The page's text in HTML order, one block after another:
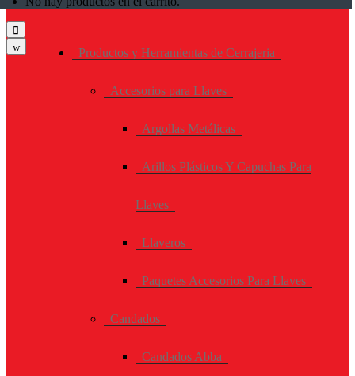
Productos y Herramientas de Cerrajeria
Accesorios para Llaves
Argollas Metálicas
Arillos Plásticos Y Capuchas Para
Llaves
Llaveros
Paquetes Accesorios Para Llaves
Candados
Candados Abba